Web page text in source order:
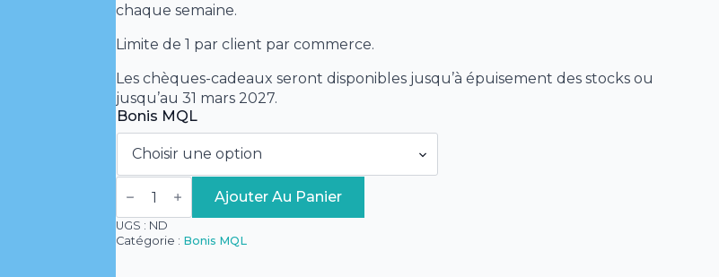
chaque semaine.
Limite de 1 par client par commerce.
Les chèques-cadeaux seront disponibles jusqu’à épuisement des stocks ou
jusqu’au 31 mars 2027.
Bonis MQL
quantité
de
MQL
-
Ajouter Au Panier
UGS : ND
Catégorie : Bonis MQL